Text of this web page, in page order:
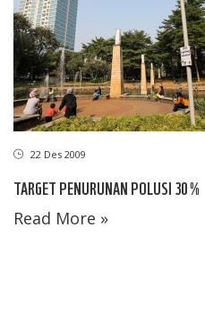
22 Des 2009
TARGET PENURUNAN POLUSI 30 %
Read More »